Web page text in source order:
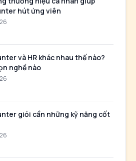
hút ứng viên
và HR khác nhau thế nào?
nghề nào
giỏi cần những kỹ năng cốt